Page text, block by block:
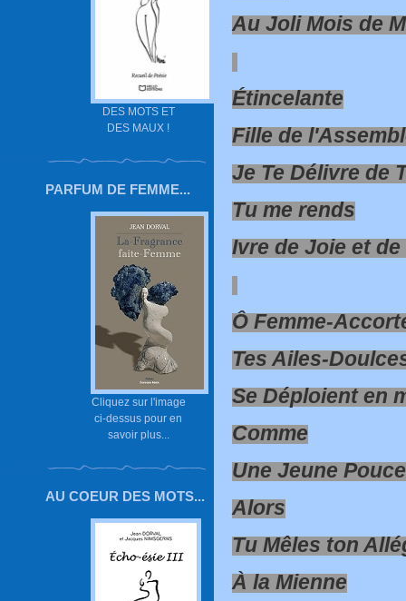
DES MOTS ET
DES MAUX !
PARFUM DE FEMME...
Cliquez sur l'image
ci-dessus pour en
savoir plus...
AU COEUR DES MOTS...
Au Joli Mois de
Étincelante
Fille de
Je Te Délivre de
Tu me rends
Ivre de Joie et de
Ô Femme-
Tes Ailes-
Se Déploient en
Comme
Une Jeune
Alors
Tu Mêles ton
À la Mienne